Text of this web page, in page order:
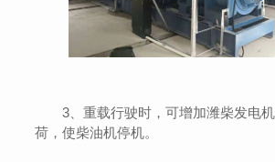
3、重载行驶时，可增加潍柴发电
荷，使柴油机停机。